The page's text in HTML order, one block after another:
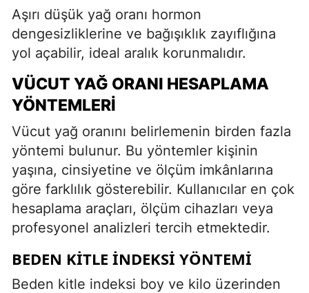
Aşırı düşük yağ oranı hormon
dengesizliklerine ve bağışıklık zayıflığına
yol açabilir, ideal aralık korunmalıdır.
VÜCUT YAĞ ORANI HESAPLAMA
YÖNTEMLERI
Vücut yağ oranını belirlemenin birden fazla
yöntemi bulunur. Bu yöntemler kişinin
yaşına, cinsiyetine ve ölçüm imkânlarına
göre farklılık gösterebilir. Kullanıcılar en çok
hesaplama araçları, ölçüm cihazları veya
profesyonel analizleri tercih etmektedir.
BEDEN KITLE İNDEKSI YÖNTEMI
Beden kitle indeksi boy ve kilo üzerinden